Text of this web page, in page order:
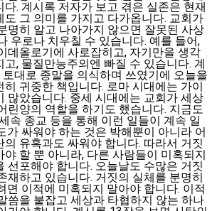
. 계시록 저자가 보고 겪은 실존은 현재
도 그 의미를 가지고 다가옵니다. 교회가
명히 알고 나아가지 않으면 잘못된 사상
우로나 치우칠 수 있습니다. 예를 들어,
데올로기에 사로잡히고, 자기만을 생각
, 물질만능주의엔 빠질 수 있습니다. 계
대로 종말을 의식하며 쓰였기에 오늘을
귀중한 책입니다. 로마 시대에는 가이
많았습니다. 중세 시대에는 교회가 세상
린양의 역할을 하기도 했습니다. 지금도
속 종교 등을 통해 이런 일들이 계속 일
가 싸워야 하는 것은 박해뿐이 아니라 어
의 유혹과도 싸워야 합니다. 따라서 거짓
할 뿐 아니라, 다른 사람들이 미혹되지
선포해야 합니다. 오늘날도 수많은 거짓
재하고 있습니다. 거짓의 실체를 분명히
면 이적에 미혹되지 말아야 합니다. 이적
씀을 붙잡고 세상과 타협하지 않는 하나